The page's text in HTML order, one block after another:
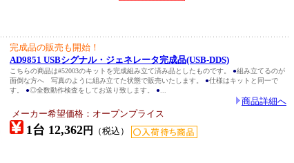
完成品の販売も開始！
AD9851 USBシグナル・ジェネレータ完成品(USB-DDS)
こちらの商品は#52003のキットを完成組み立て済み品としたものです。 ●組み立てるのが
面倒な方へ 写真のように組み立てた状態で販売いたします。 ●仕様はキットと同一で
す。 ●◎全数動作検査をしてお送り致します。 ●
商品詳細へ
メーカー希望価格：オープンプライス
1台 12,362円 （税込）